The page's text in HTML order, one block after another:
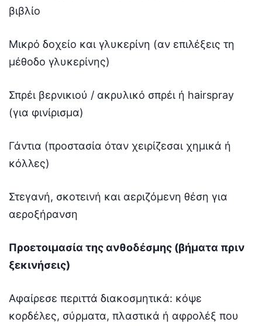
βιβλίο
Μικρό δοχείο και γλυκερίνη (αν επιλέξεις τη
μέθοδο γλυκερίνης)
Σπρέι βερνικιού / ακρυλικό σπρέι ή hairspray
(για φινίρισμα)
Γάντια (προστασία όταν χειρίζεσαι χημικά ή
κόλλες)
Στεγανή, σκοτεινή και αεριζόμενη θέση για
αεροξήρανση
Προετοιμασία της ανθοδέσμης (βήματα πριν
ξεκινήσεις)
Αφαίρεσε περιττά διακοσμητικά: κόψε
κορδέλες, σύρματα, πλαστικά ή αφρολέξ που